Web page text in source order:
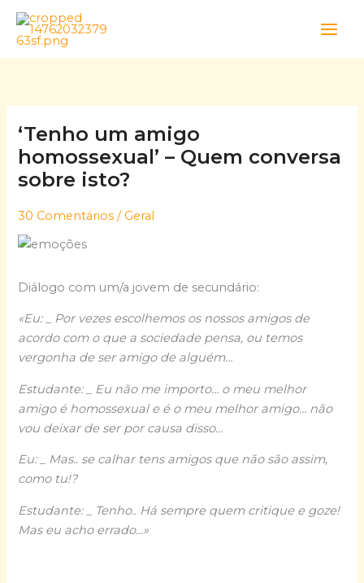
Skip
content
‘Tenho um amigo
homossexual’ – Quem conversa
sobre isto?
30 Comentários / Geral
Diálogo com um/a jovem de secundário:
«Eu: _ Por vezes escolhemos os nossos amigos de
acordo com o que a sociedade pensa, ou temos
vergonha de ser amigo de alguém…
Estudante: _ Eu não me importo… o meu melhor
amigo é homossexual e é o meu melhor amigo… não
vou deixar de ser por causa disso…
Eu: _ Mas.. se calhar tens amigos que não são assim,
como tu!?
Estudante: _ Tenho.. Há sempre quem critique e goze!
Mas eu acho errado…»